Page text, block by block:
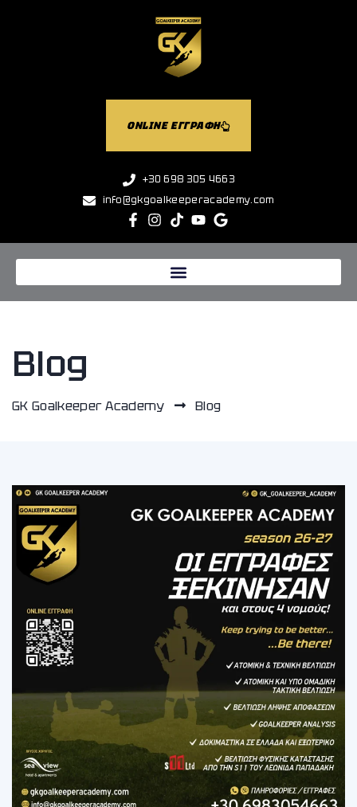
ONLINE ΕΓΓΡΑΦΗ
+30 698 305 4663
info@gkgoalkeeperacademy.com
Blog
GK Goalkeeper Academy Blog